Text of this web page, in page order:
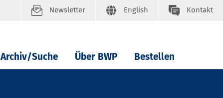
Newsletter English Kontakt
Archiv/Suche Über BWP Bestellen